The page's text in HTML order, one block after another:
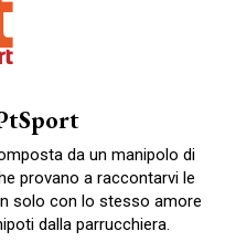
da un manipolo di
provano a raccontarvi le
solo con lo stesso amore
dalla parrucchiera.